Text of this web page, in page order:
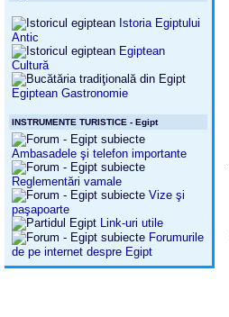
Istoria Egiptului
Antic
Egiptean
Cultură
Egiptean Gastronomie
INSTRUMENTE TURISTICE - Egipt
Ambasadele şi telefon importante
Reglementări vamale
Vize şi
paşapoarte
Link-uri utile
Forumurile
de pe internet despre Egipt